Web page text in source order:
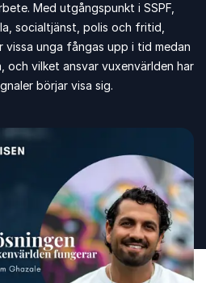
Med utgångspunkt i SSPF,
socialtjänst, polis och fritid,
unga fångas upp i tid medan
och vilket ansvar vuxenvärlden har
börjar visa sig.